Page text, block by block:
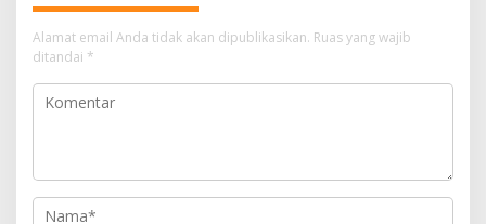
Alamat email Anda tidak akan dipublikasikan. Ruas yang wajib
ditandai *